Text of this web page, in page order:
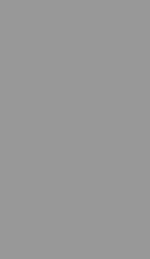
ProzentPreis